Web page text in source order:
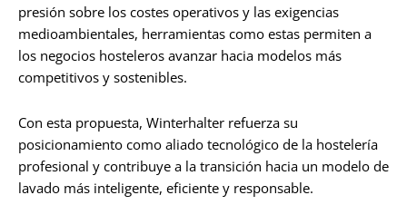
presión sobre los costes operativos y las exigencias
medioambientales, herramientas como estas permiten a
los negocios hosteleros avanzar hacia modelos más
competitivos y sostenibles.
Con esta propuesta, Winterhalter refuerza su
posicionamiento como aliado tecnológico de la hostelería
profesional y contribuye a la transición hacia un modelo de
lavado más inteligente, eficiente y responsable.